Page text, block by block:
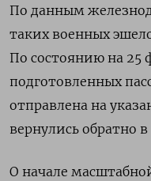
По данным
таких военных
По состоянию на 25
подготовленных
отправлена на
вернулись обратно
О начале